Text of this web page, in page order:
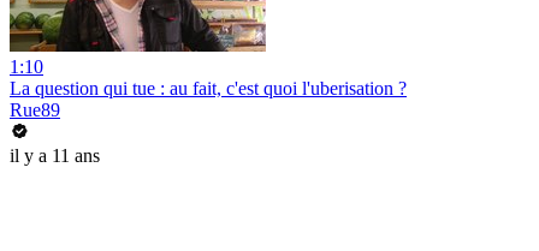
1:10
La question qui tue : au fait, c'est quoi l'uberisation ?
Rue89
il y a 11 ans